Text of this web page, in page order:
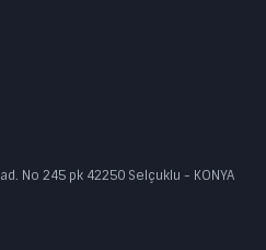
No 245 pk 42250 Selçuklu - KONYA